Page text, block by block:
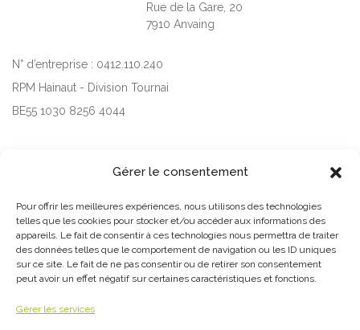
Gérer le consentement
Pour offrir les meilleures expériences, nous utilisons des technologies
telles que les cookies pour stocker et/ou accéder aux informations des
appareils. Le fait de consentir à ces technologies nous permettra de traiter
des données telles que le comportement de navigation ou les ID uniques
sur ce site. Le fait de ne pas consentir ou de retirer son consentement
peut avoir un effet négatif sur certaines caractéristiques et fonctions.
Gérer les services
Rue de la Gare, 20
7910 Anvaing
N° d’entreprise : 0412.110.240
RPM Hainaut - Division Tournai
BE55 1030 8256 4044
J'autorise le centre culturel à m'envoyer des newsletters
J'ai lu et j'accepte les Conditions Générales d'Utilisation